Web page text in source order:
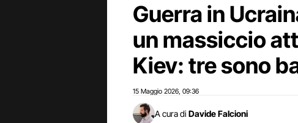
Guerra in
un massiccio
Kiev: tre sono
15 Maggio 2026 09:36
A cura di Davide Falcioni